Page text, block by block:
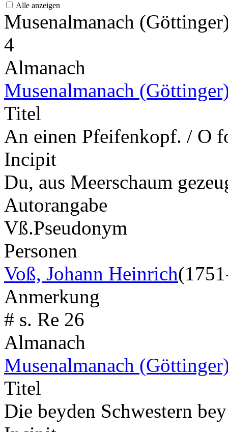
Alle anzeigen
Musenalmanach
4
Almanach
Musenalmanach
Titel
An einen Pfeifenkopf. / O
Incipit
Du, aus Meerschaum
Autorangabe
Vß.Pseudonym
Personen
Voß, Johann Heinrich
Anmerkung
# s. Re 26
Almanach
Musenalmanach
Titel
Die beyden Schwestern